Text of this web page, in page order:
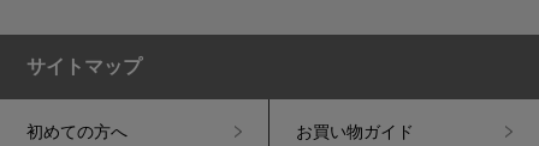
サイトマップ
初めての方へ お買い物ガイド